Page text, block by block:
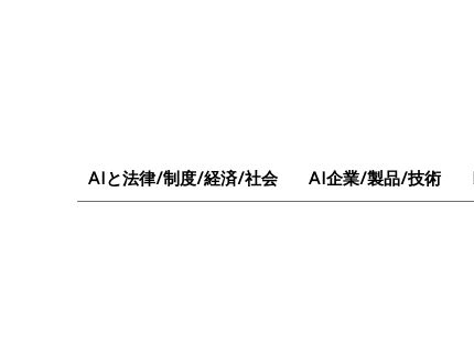
AIと法律/制度/経済/社会 AI企業/製品/技術